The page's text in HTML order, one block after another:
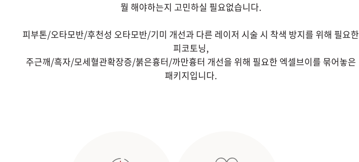
뭘 해야하는지 고민하실 필요없습니다.
피부톤/오타모반/후천성 오타모반/기미 개선과 다른 레이저 시술 시 착색 방지를 위해 필요한
피코토닝,
주근깨/흑자/모세혈관확장증/붉은흉터/까만흉터 개선을 위해 필요한 엑셀브이를 묶어놓은
패키지입니다.